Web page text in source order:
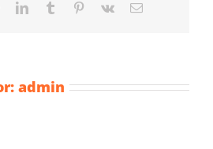
LinkedInTumblr Pinterest
Vk Email
admin